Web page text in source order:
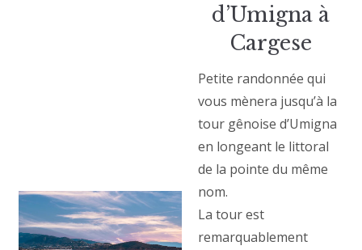
d’Umigna à
Cargese
Petite randonnée qui
vous mènera jusqu’à la
tour gênoise d’Umigna
en longeant le littoral
de la pointe du même
nom.
La tour est
remarquablement